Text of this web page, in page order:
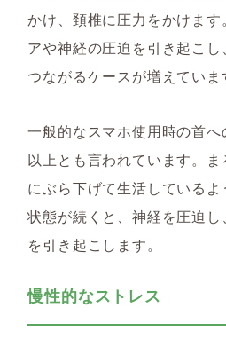
かけ、頚椎に圧力をかけま
アや神経の圧迫を引き起こ
つながるケースが増えていま
一般的なスマホ使用時の首
以上とも言われています。
にぶら下げて生活している
状態が続くと、神経を圧迫
を引き起こします。
慢性的なストレス